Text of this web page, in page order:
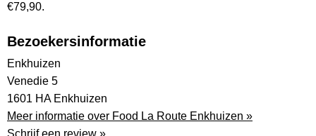
€79,90.
Bezoekersinformatie
Enkhuizen
Venedie 5
1601 HA Enkhuizen
Meer informatie over Food La Route Enkhuizen »